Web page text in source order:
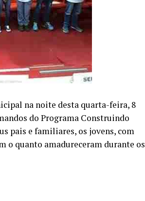
na noite desta quarta-feira, 8
do Programa Construindo
pais e familiares, os jovens, com
o quanto amadureceram durante os